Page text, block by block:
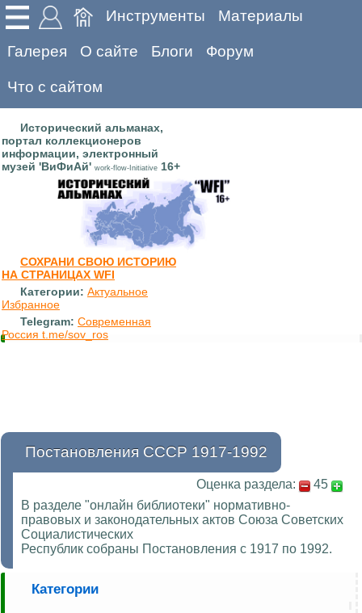
Инструменты Материалы
Галерея О сайте Блоги Форум
Что с сайтом
Исторический альманах,
портал коллекционеров
информации, электронный
музей 'ВиФиАй' work-flow-Initiative 16+
СОХРАНИ СВОЮ ИСТОРИЮ
НА СТРАНИЦАХ WFI
Категории: Актуальное
Избранное
Telegram: Современная
Россия t.me/sov_ros
Постановления СССР 1917-1992
Оценка раздела:
45
В разделе "онлайн библиотеки" нормативно-
правовых и законодательных актов Союза Советских
Социалистических
Республик собраны Постановления с 1917 по 1992.
Категории